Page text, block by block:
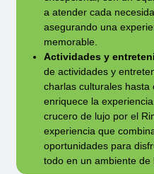
a atender cada
asegurando una
memorable.
Actividades y
de actividades y
charlas culturales hasta
enriquece la
crucero de lujo por el
experiencia que
oportunidades para
todo en un ambiente de